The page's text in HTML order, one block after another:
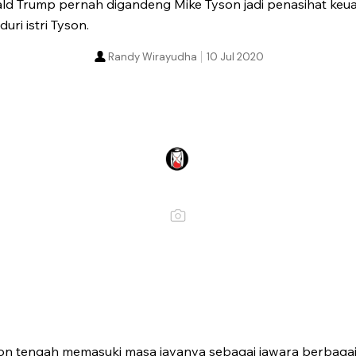
Trump pernah digandeng Mike Tyson jadi penasihat
istri Tyson.
10 Jul 2020
Randy Wirayudha
tengah memasuki masa jayanya sebagai jawara